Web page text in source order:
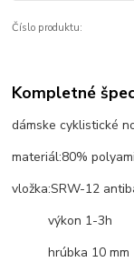
Číslo produktu:
Kompletné
dámske cyklistické
materiál:80%
vložka:SRW-12
výkon 1-3h
hrúbka 10 mm